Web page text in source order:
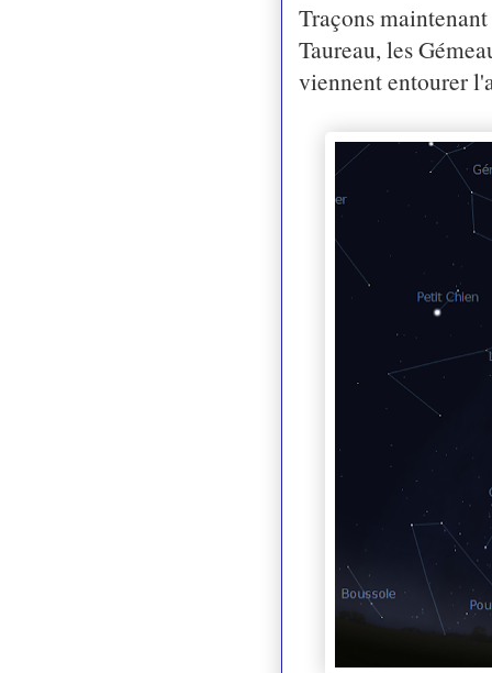
Traçons
Taureau, les
viennent entourer